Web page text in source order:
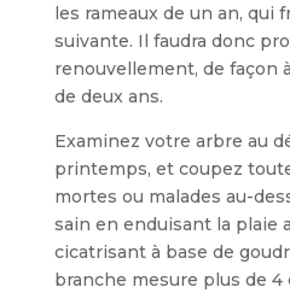
les rameaux de un an, qui
suivante. Il faudra donc
renouvelle­ment, de façon
de deux ans.
Examinez votre arbre au
printemps, et coupez
mortes ou malades au-
sain en enduisant la plaie
cicatrisant à base de
branche mesure plus de 4